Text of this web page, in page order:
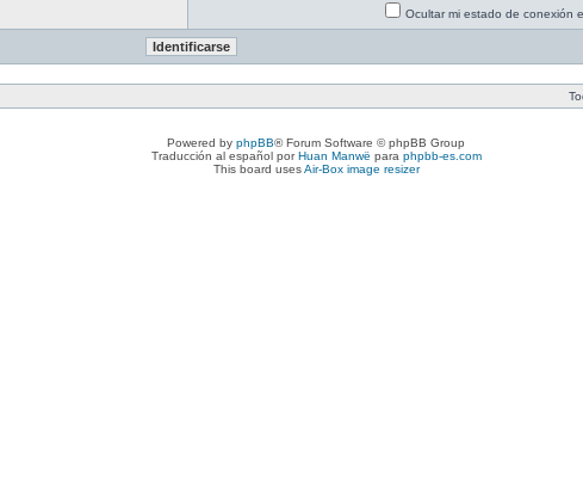
Ocultar mi estado de conexión
Powered by phpBB® Forum Software © phpBB Group
Traducción al español porHuan Manwë para phpbb-es.com
This board usesAir-Box image resizer